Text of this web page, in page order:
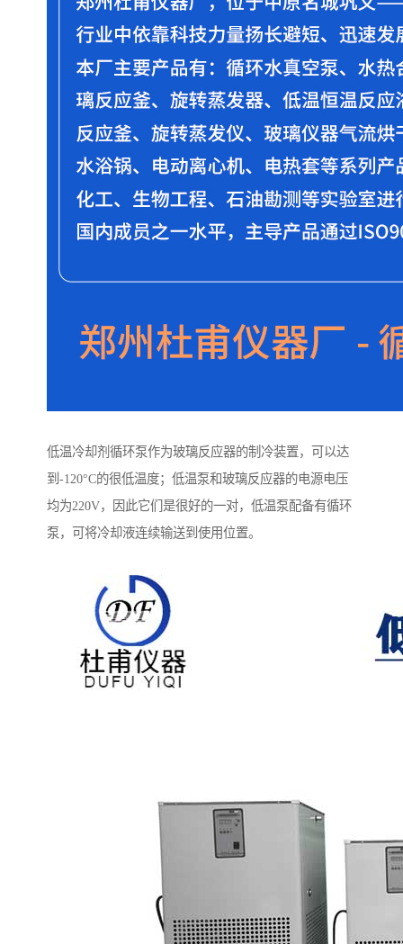
低温冷却剂循环泵作为玻璃反应器的制冷装置，可以达
到-120°C的很低温度；低温泵和玻璃反应器的电源电压
均为220V，因此它们是很好的一对，低温泵配备有循环
泵，可将冷却液连续输送到使用位置。